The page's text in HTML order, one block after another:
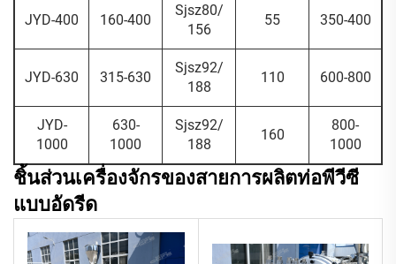
JYD-400 160-400
Sjsz80/
156
55 350-400
JYD-630 315-630
Sjsz92/
188
110 600-800
JYD-
1000
630-
1000
Sjsz92/
188
160
800-
1000
ชิ้นส่วนเครื่องจักรของสายการผลิตท่อพีวีซี
แบบอัดรีด